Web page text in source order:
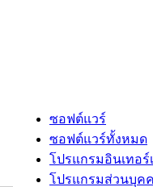
ซอฟต์แวร์
ซอฟต์แวร์ทั้งหมด
โปรแกรมอินเทอร์
โปรแกรมส่วนบุค